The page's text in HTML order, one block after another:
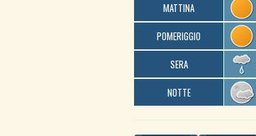
MATTINA
POMERIGGIO
SERA
NOTTE